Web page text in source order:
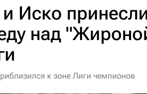
Иско
над
к зоне Лиги чемпионов